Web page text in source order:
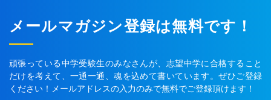
メールマガジン登録は無料です！
頑張っている中学受験生のみなさんが、志望中学に合格すること
だけを考えて、一通一通、魂を込めて書いています。ぜひご登録
ください！メールアドレスの入力のみで無料でご登録頂けます！